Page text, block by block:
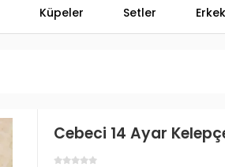
Küpeler Setler Erkek
Cebeci 14 Ayar